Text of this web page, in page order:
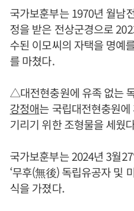
국가보훈부는 1970년 월남
정을 받은 전상군경으로
수된 이모씨의 자택을 명예
를 마쳤다.
△대전현충원에 유족 없는
강정애는 국립대전현충원
기리기 위한 조형물을 세웠
국가보훈부는 2024년 3월
‘무후(無後) 독립유공자 및
식을 가졌다.